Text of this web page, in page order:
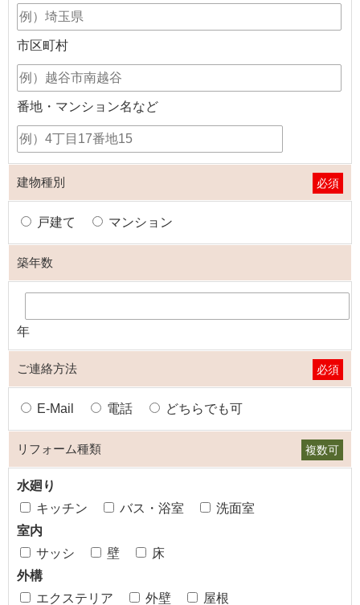
市区町村
番地・マンション名など
建物種別 必須
戸建て マンション
築年数
年
ご連絡方法 必須
E-Mail 電話 どちらでも可
リフォーム種類 複数可
水廻り
キッチン
バス・浴室
洗面室
室内
サッシ
壁
床
外構
エクステリア
外壁 屋根